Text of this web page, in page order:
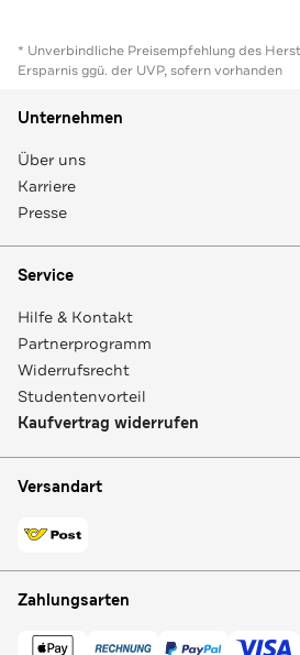
* Unverbindliche Preisempfehlung des
Ersparnis ggü. der UVP, sofern vorhanden
Unternehmen
Über uns
Karriere
Presse
Service
Hilfe & Kontakt
Partnerprogramm
Widerrufsrecht
Studentenvorteil
Kaufvertrag widerrufen
Versandart
Zahlungsarten